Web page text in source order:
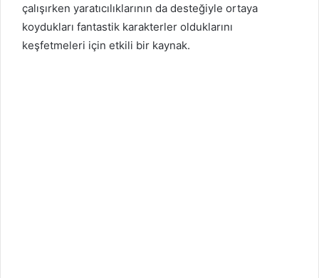
çalışırken yaratıcılıklarının da desteğiyle ortaya
koydukları fantastik karakterler olduklarını
keşfetmeleri için etkili bir kaynak.